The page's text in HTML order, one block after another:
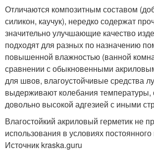
Отличаются композитным составом
силикон, каучук), нередко содержат
значительно улучшающие качество
подходят для разных по назначению
повышенной влажностью (ванной
сравнении с обыкновенными
для швов, влагоустойчивые средства
выдерживают колебания температуры,
довольно высокой адгезией с иными
Влагостойкий акриловый герметик не
использования в условиях постоянного
Источник kraska.guru